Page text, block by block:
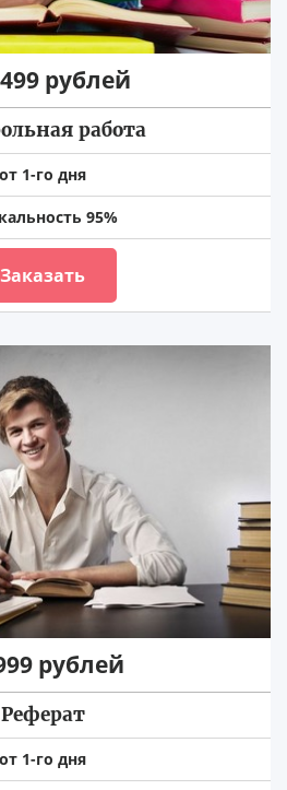
рублей
работа
от 1-го дня
95%
Заказать
рублей
Реферат
от 1-го дня